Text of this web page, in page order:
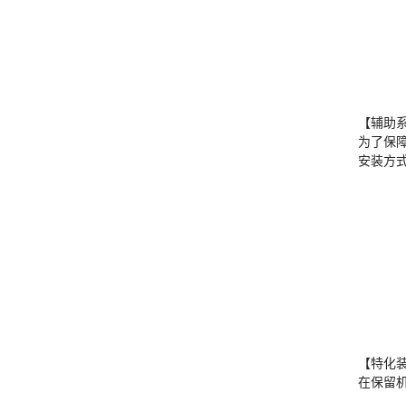
【辅助
为了保
安装方
【特化
在保留